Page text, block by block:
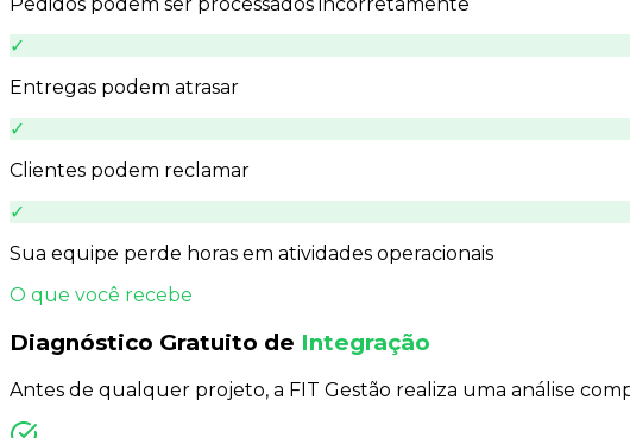
✓
Entregas podem atrasar
✓
Clientes podem reclamar
✓
Sua equipe perde horas em atividades operacionais
O que você recebe
Diagnóstico Gratuito de Integração
Antes de qualquer projeto, a FIT Gestão realiza uma análise